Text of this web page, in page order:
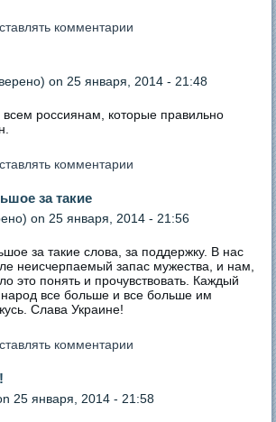
комментарии
on 25 января, 2014 - 21:48
россиянам, которые правильно
комментарии
за такие
on 25 января, 2014 - 21:56
за такие слова, за поддержку. В нас
неисчерпаемый запас мужества, и нам,
это понять и прочувствовать. Каждый
все больше и все больше им
Слава Украине!
комментарии
25 января, 2014 - 21:58